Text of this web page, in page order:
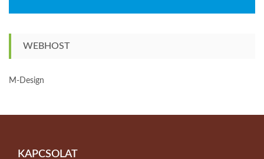
WEBHOST
M-Design
KAPCSOLAT